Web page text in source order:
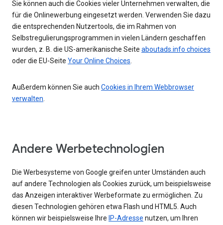
Sie können auch die Cookies vieler Unternehmen verwalten, die
für die Onlinewerbung eingesetzt werden. Verwenden Sie dazu
die entsprechenden Nutzertools, die im Rahmen von
Selbstregulierungsprogrammen in vielen Ländern geschaffen
wurden, z. B. die US-amerikanische Seite aboutads.info choices
oder die EU-Seite Your Online Choices.
Außerdem können Sie auch Cookies in Ihrem Webbrowser
verwalten.
Andere Werbetechnologien
Die Werbesysteme von Google greifen unter Umständen auch
auf andere Technologien als Cookies zurück, um beispielsweise
das Anzeigen interaktiver Werbeformate zu ermöglichen. Zu
diesen Technologien gehören etwa Flash und HTML5. Auch
können wir beispielsweise Ihre IP-Adresse nutzen, um Ihren